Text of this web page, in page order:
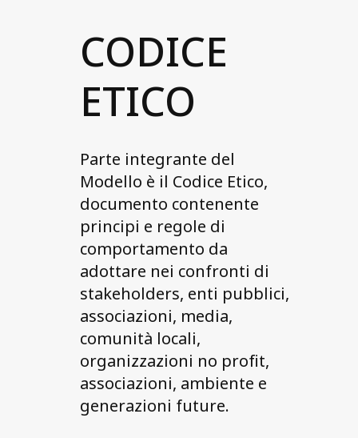
CODICE
ETICO
Parte integrante del
Modello è il Codice Etico,
documento contenente
principi e regole di
comportamento da
adottare nei confronti di
stakeholders, enti pubblici,
associazioni, media,
comunità locali,
organizzazioni no profit,
associazioni, ambiente e
generazioni future.